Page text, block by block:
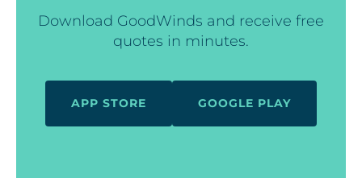
Download GoodWinds and receive free
quotes in minutes.
APP STORE GOOGLE PLAY